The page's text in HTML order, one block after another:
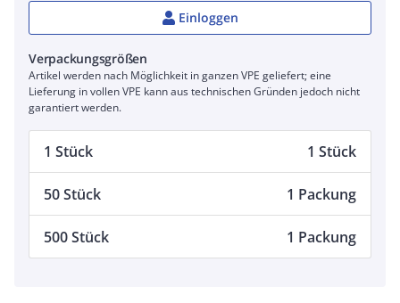
Einloggen
Verpackungsgrößen
Artikel werden nach Möglichkeit in ganzen VPE geliefert; eine
Lieferung in vollen VPE kann aus technischen Gründen jedoch nicht
garantiert werden.
1 Stück 1 Stück
50 Stück 1 Packung
500 Stück 1 Packung